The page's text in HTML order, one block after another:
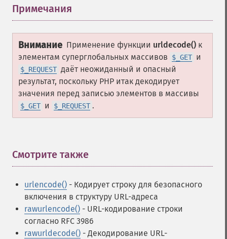
Примечания
Внимание Применение функции urldecode() к
элементам суперглобальных массивов
$_GET и
$_REQUEST даёт неожиданный и опасный
результат, поскольку PHP итак декодирует
значения перед записью элементов в массивы
$_GET и $_REQUEST .
Смотрите также
urlencode() - Кодирует строку для безопасного
включения в структуру URL-адреса
rawurlencode() - URL-кодирование строки
согласно RFC 3986
rawurldecode() - Декодирование URL-